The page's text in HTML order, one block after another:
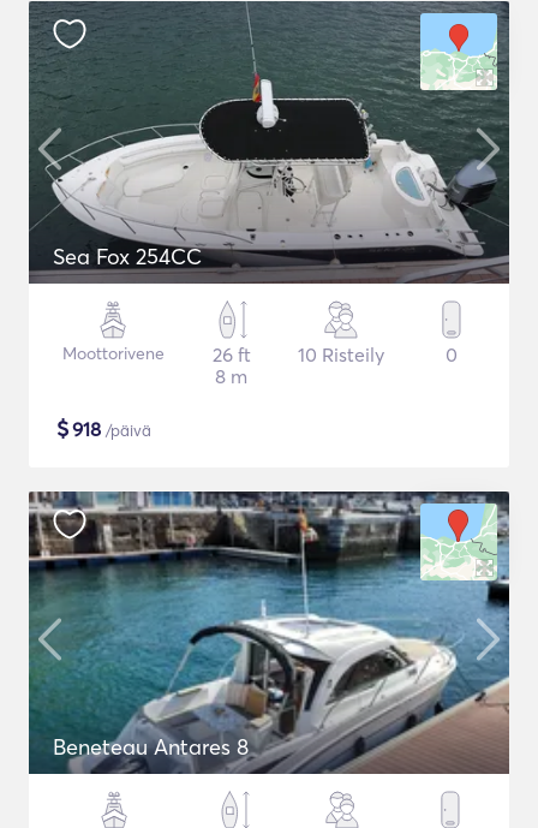
Sea Fox 254CC
Moottorivene
26 ft
8 m
10 Risteily 0
$918 /päivä
Beneteau Antares 8